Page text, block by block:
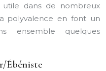
dans de nombreux
polyvalence en font un
ensemble quelques
Ébéniste